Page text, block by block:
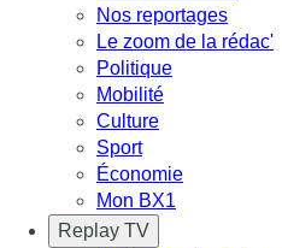
Nos reportages
Le zoom de la rédac'
Politique
Mobilité
Culture
Sport
Économie
Mon BX1
Replay TV